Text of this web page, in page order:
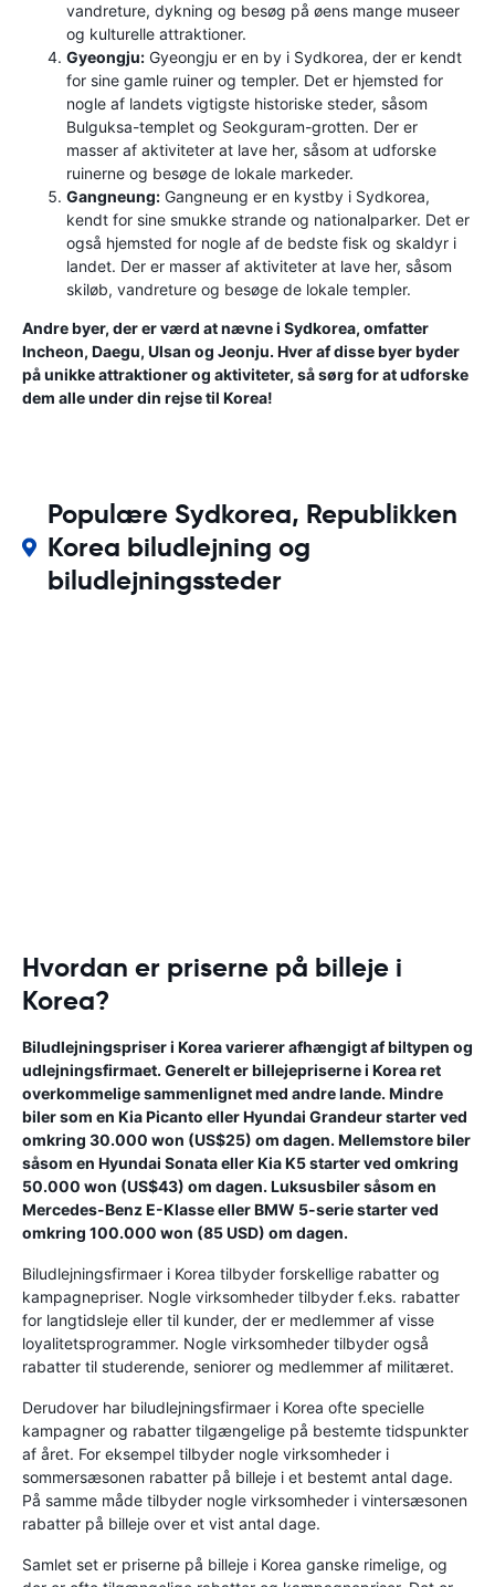
vandreture, dykning og besøg på øens mange museer
og kulturelle attraktioner.
Gyeongju: Gyeongju er en by i Sydkorea, der er kendt
for sine gamle ruiner og templer. Det er hjemsted for
nogle af landets vigtigste historiske steder, såsom
Bulguksa-templet og Seokguram-grotten. Der er
masser af aktiviteter at lave her, såsom at udforske
ruinerne og besøge de lokale markeder.
Gangneung: Gangneung er en kystby i Sydkorea,
kendt for sine smukke strande og nationalparker. Det er
også hjemsted for nogle af de bedste fisk og skaldyr i
landet. Der er masser af aktiviteter at lave her, såsom
skiløb, vandreture og besøge de lokale templer.
Andre byer, der er værd at nævne i Sydkorea, omfatter
Incheon, Daegu, Ulsan og Jeonju. Hver af disse byer byder
på unikke attraktioner og aktiviteter, så sørg for at udforske
dem alle under din rejse til Korea!
Populære Sydkorea, Republikken
Korea biludlejning og
biludlejningssteder
Hvordan er priserne på billeje i
Korea?
Biludlejningspriser i Korea varierer afhængigt af biltypen og
udlejningsfirmaet. Generelt er billejepriserne i Korea ret
overkommelige sammenlignet med andre lande. Mindre
biler som en Kia Picanto eller Hyundai Grandeur starter ved
omkring 30.000 won (US$25) om dagen. Mellemstore biler
såsom en Hyundai Sonata eller Kia K5 starter ved omkring
50.000 won (US$43) om dagen. Luksusbiler såsom en
Mercedes-Benz E-Klasse eller BMW 5-serie starter ved
omkring 100.000 won (85 USD) om dagen.
Biludlejningsfirmaer i Korea tilbyder forskellige rabatter og
kampagnepriser. Nogle virksomheder tilbyder f.eks. rabatter
for langtidsleje eller til kunder, der er medlemmer af visse
loyalitetsprogrammer. Nogle virksomheder tilbyder også
rabatter til studerende, seniorer og medlemmer af militæret.
Derudover har biludlejningsfirmaer i Korea ofte specielle
kampagner og rabatter tilgængelige på bestemte tidspunkter
af året. For eksempel tilbyder nogle virksomheder i
sommersæsonen rabatter på billeje i et bestemt antal dage.
På samme måde tilbyder nogle virksomheder i vintersæsonen
rabatter på billeje over et vist antal dage.
Samlet set er priserne på billeje i Korea ganske rimelige, og